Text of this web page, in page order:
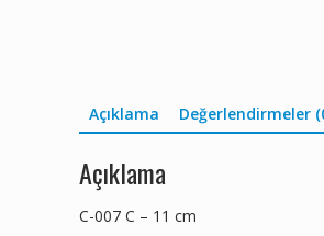
Açıklama Değerlendirmeler
Açıklama
C-007 C – 11 cm